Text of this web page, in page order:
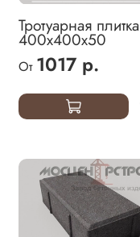
Тротуарная плитка
400х400х50
От 1017 р.